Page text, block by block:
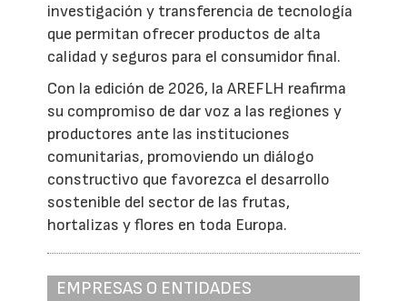
investigación y transferencia de tecnología
que permitan ofrecer productos de alta
calidad y seguros para el consumidor final.
Con la edición de 2026, la AREFLH reafirma
su compromiso de dar voz a las regiones y
productores ante las instituciones
comunitarias, promoviendo un diálogo
constructivo que favorezca el desarrollo
sostenible del sector de las frutas,
hortalizas y flores en toda Europa.
EMPRESAS O ENTIDADES